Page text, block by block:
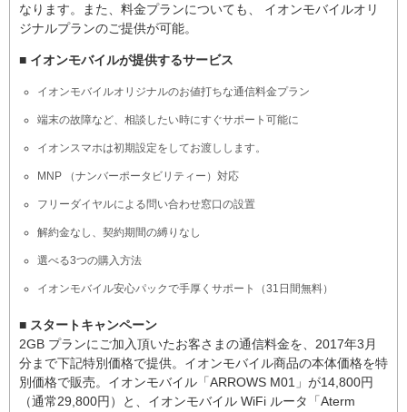
なります。また、料金プランについても、 イオンモバイルオリ
ジナルプランのご提供が可能。
■ イオンモバイルが提供するサービス
イオンモバイルオリジナルのお値打ちな通信料金プラン
端末の故障など、相談したい時にすぐサポート可能に
イオンスマホは初期設定をしてお渡しします。
MNP （ナンバーポータビリティー）対応
フリーダイヤルによる問い合わせ窓口の設置
解約金なし、契約期間の縛りなし
選べる3つの購入方法
イオンモバイル安心パックで手厚くサポート（31日間無料）
■ スタートキャンペーン
2GB プランにご加入頂いたお客さまの通信料金を、2017年3月
分まで下記特別価格で提供。イオンモバイル商品の本体価格を特
別価格で販売。イオンモバイル「ARROWS M01」が14,800円
（通常29,800円）と、イオンモバイル WiFi ルータ「Aterm